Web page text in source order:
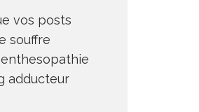
vos posts
souffre
adducteur